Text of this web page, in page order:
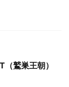
鷲巣王朝）